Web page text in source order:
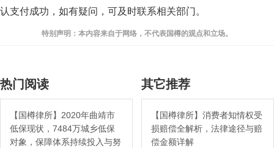
认支付成功，如有疑问，可及时联系相关部门。
特别声明：本内容来自于网络，不代表国樽的观点和立场。
热门阅读
【国樽律所】2020年曲靖市
低保现状，7484万城乡低保
对象，保障体系持续投入与努
其它推荐
【国樽律所】消费者知情权受
损赔偿全解析，法律途径与赔
偿金额详解